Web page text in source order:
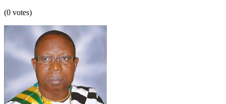
(0 votes)